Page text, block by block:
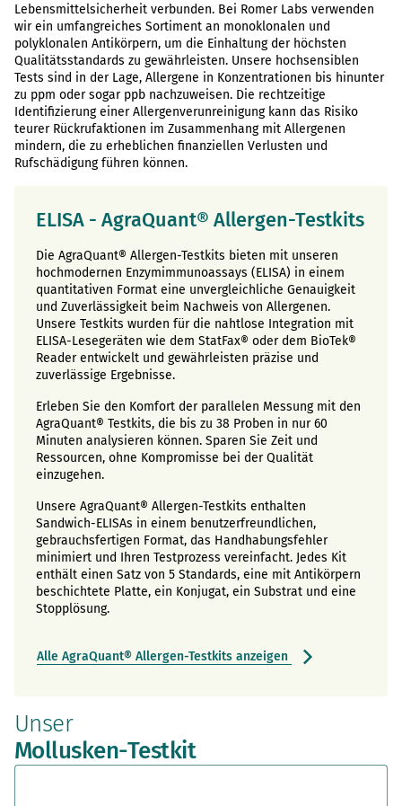
Lebensmittelsicherheit verbunden. Bei Romer Labs verwenden
wir ein umfangreiches Sortiment an monoklonalen und
polyklonalen Antikörpern, um die Einhaltung der höchsten
Qualitätsstandards zu gewährleisten. Unsere hochsensiblen
Tests sind in der Lage, Allergene in Konzentrationen bis hinunter
zu ppm oder sogar ppb nachzuweisen. Die rechtzeitige
Identifizierung einer Allergenverunreinigung kann das Risiko
teurer Rückrufaktionen im Zusammenhang mit Allergenen
mindern, die zu erheblichen finanziellen Verlusten und
Rufschädigung führen können.
ELISA - AgraQuant® Allergen-Testkits
Die AgraQuant® Allergen-Testkits bieten mit unseren
hochmodernen Enzymimmunoassays (ELISA) in einem
quantitativen Format eine unvergleichliche Genauigkeit
und Zuverlässigkeit beim Nachweis von Allergenen.
Unsere Testkits wurden für die nahtlose Integration mit
ELISA-Lesegeräten wie dem StatFax® oder dem BioTek®
Reader entwickelt und gewährleisten präzise und
zuverlässige Ergebnisse.
Erleben Sie den Komfort der parallelen Messung mit den
AgraQuant® Testkits, die bis zu 38 Proben in nur 60
Minuten analysieren können. Sparen Sie Zeit und
Ressourcen, ohne Kompromisse bei der Qualität
einzugehen.
Unsere AgraQuant® Allergen-Testkits enthalten
Sandwich-ELISAs in einem benutzerfreundlichen,
gebrauchsfertigen Format, das Handhabungsfehler
minimiert und Ihren Testprozess vereinfacht. Jedes Kit
enthält einen Satz von 5 Standards, eine mit Antikörpern
beschichtete Platte, ein Konjugat, ein Substrat und eine
Stopplösung.
Alle AgraQuant® Allergen-Testkits anzeigen
Unser
Mollusken-Testkit